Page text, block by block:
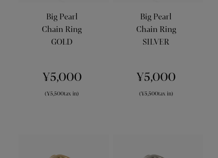
Big Pearl
Chain Ring
GOLD
¥5,000
(¥5,500tax in)
Big Pearl
Chain Ring
SILVER
¥5,000
(¥5,500tax in)